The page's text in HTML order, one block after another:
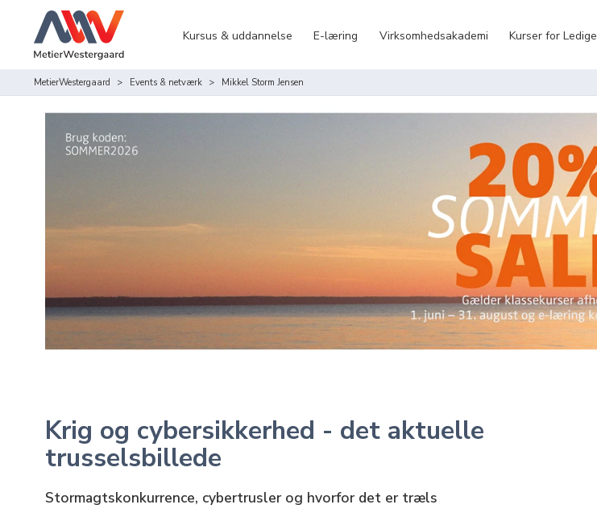
Kursus & uddannelse E-læring Virksomhedsakademi Kurser for Ledige
MetierWestergaard Events & netværk Mikkel Storm Jensen
Krig og cybersikkerhed - det aktuelle
trusselsbillede
Stormagtskonkurrence, cybertrusler og hvorfor det er træls